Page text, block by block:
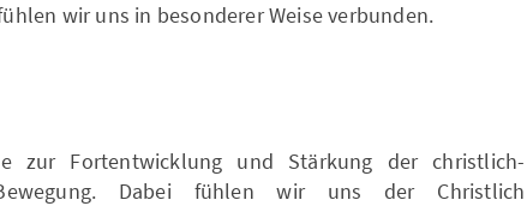
wir uns in besonderer Weise verbunden.
zur Fortentwicklung und Stärkung der christlich-
Dabei fühlen wir uns der Christlich